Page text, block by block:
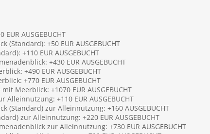
AUSGEBUCHT
(Standard): +50 EUR AUSGEBUCHT
+110 EUR AUSGEBUCHT
+430 EUR AUSGEBUCHT
+490 EUR AUSGEBUCHT
+770 EUR AUSGEBUCHT
Meerblick: +1070 EUR AUSGEBUCHT
Alleinnutzung: +110 EUR AUSGEBUCHT
(Standard) zur Alleinnutzung: +160 AUSGEBUCHT
zur Alleinnutzung: +220 EUR AUSGEBUCHT
zur Alleinnutzung: +730 EUR AUSGEBUCHT